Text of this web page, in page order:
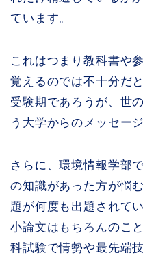
ています。
これはつまり教科書や
覚えるのでは不十分だ
受験期であろうが、世
う大学からのメッセー
さらに、環境情報学部
の知識があった方が悩
題が何度も出題されてい
小論文はもちろんのこ
科試験で情勢や最先端